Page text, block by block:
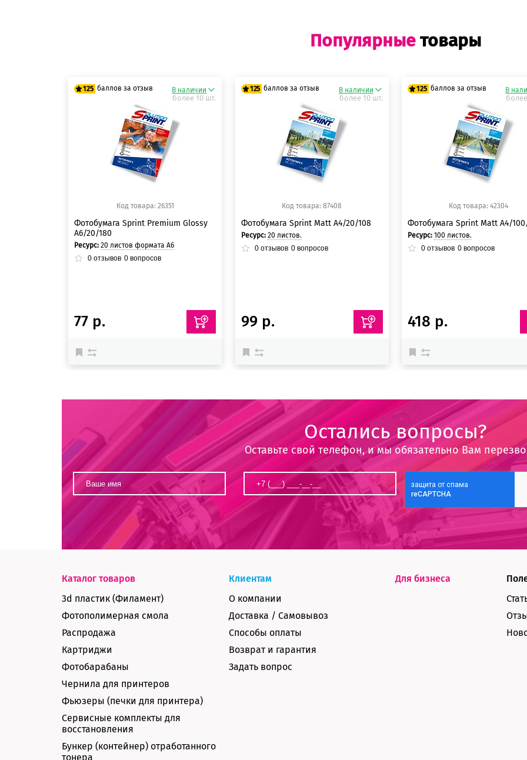
Популярныетовары
125 баллов за отзыв
125 баллов
125 баллов
В наличии
более 10 шт.
Код товара: 26351
Фотобумага Sprint Premium Glossy
A6/20/180
Ресурс:20 листов формата А6
0 отзывов 0 вопросов
77 р.
125 баллов за отзыв
125 баллов
125 баллов
В наличии
более 10 шт.
Код товара: 87408
Фотобумага Sprint Matt A4/20/108
Ресурс: 20 листов.
0отзывов 0вопросов
99 р.
125 баллов за отзыв
125 баллов
125 баллов
В
Код товара: 42304
Фотобумага Sprint Matt A4/
Ресурс:100 листов.
0 отзывов 0 вопросов
418 р.
Остались вопросы?
Оставьте свой телефон, и мы обязательно Вам
Каталог товаров
3d пластик (Филамент)
Фотополимерная смола
Распродажа
Картриджи
Фотобарабаны
Чернила для принтеров
Фьюзеры (печки для принтера)
Сервисные комплекты для
восстановления
Бункер (контейнер) отработанного
тонера
Клиентам
О компании
Доставка / Самовывоз
Способы оплаты
Возврат и гарантия
Задать вопрос
Для бизнеса